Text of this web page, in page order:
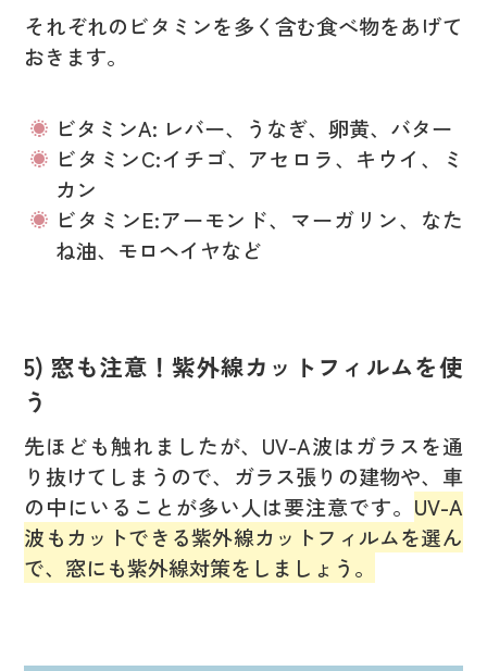
それぞれのビタミンを多く含む食べ物をあげて
おきます。
ビタミンA: レバー、うなぎ、卵黄、バター
ビタミンC:イチゴ、アセロラ、キウイ、ミ
カン
ビタミンE:アーモンド、マーガリン、なた
ね油、モロヘイヤなど
5) 窓も注意！紫外線カットフィルムを使
う
先ほども触れましたが、UV-A波はガラスを通
り抜けてしまうので、ガラス張りの建物や、車
の中にいることが多い人は要注意です。 UV-A
波もカットできる紫外線カットフィルムを選ん
で、窓にも紫外線対策をしましょう。